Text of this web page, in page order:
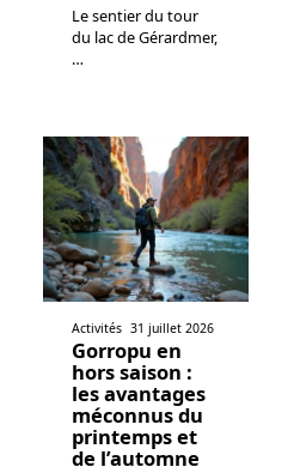
Le sentier du tour
du lac de Gérardmer,
…
Activités 31 juillet 2026
Gorropu en
hors saison :
les avantages
méconnus du
printemps et
de l’automne